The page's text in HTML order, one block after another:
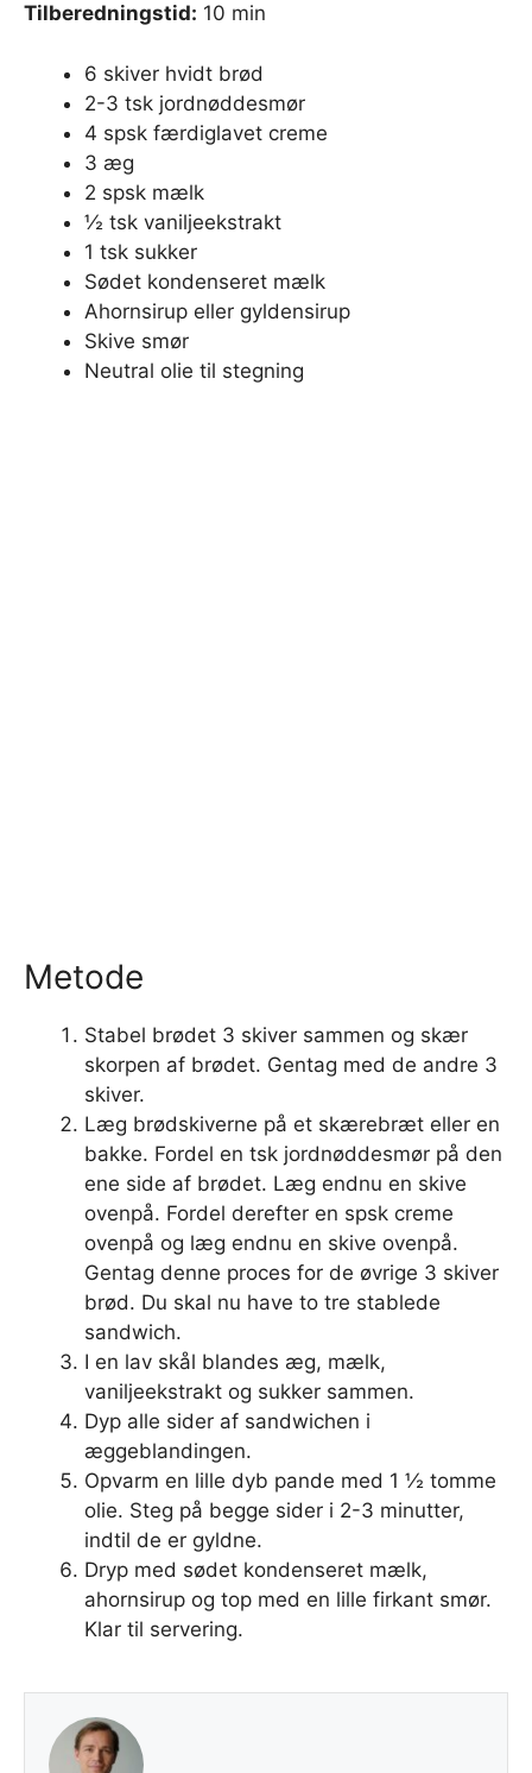
Tilberedningstid: 10 min
6 skiver hvidt brød
2-3 tsk jordnøddesmør
4 spsk færdiglavet creme
3 æg
2 spsk mælk
½ tsk vaniljeekstrakt
1 tsk sukker
Sødet kondenseret mælk
Ahornsirup eller gyldensirup
Skive smør
Neutral olie til stegning
Metode
Stabel brødet 3 skiver sammen og skær
skorpen af ​​brødet. Gentag med de andre 3
skiver.
Læg brødskiverne på et skærebræt eller en
bakke. Fordel en tsk jordnøddesmør på den
ene side af brødet. Læg endnu en skive
ovenpå. Fordel derefter en spsk creme
ovenpå og læg endnu en skive ovenpå.
Gentag denne proces for de øvrige 3 skiver
brød. Du skal nu have to tre stablede
sandwich.
I en lav skål blandes æg, mælk,
vaniljeekstrakt og sukker sammen.
Dyp alle sider af sandwichen i
æggeblandingen.
Opvarm en lille dyb pande med 1 ½ tomme
olie. Steg på begge sider i 2-3 minutter,
indtil de er gyldne.
Dryp med sødet kondenseret mælk,
ahornsirup og top med en lille firkant smør.
Klar til servering.